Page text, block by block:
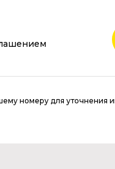
номеру для уточнения